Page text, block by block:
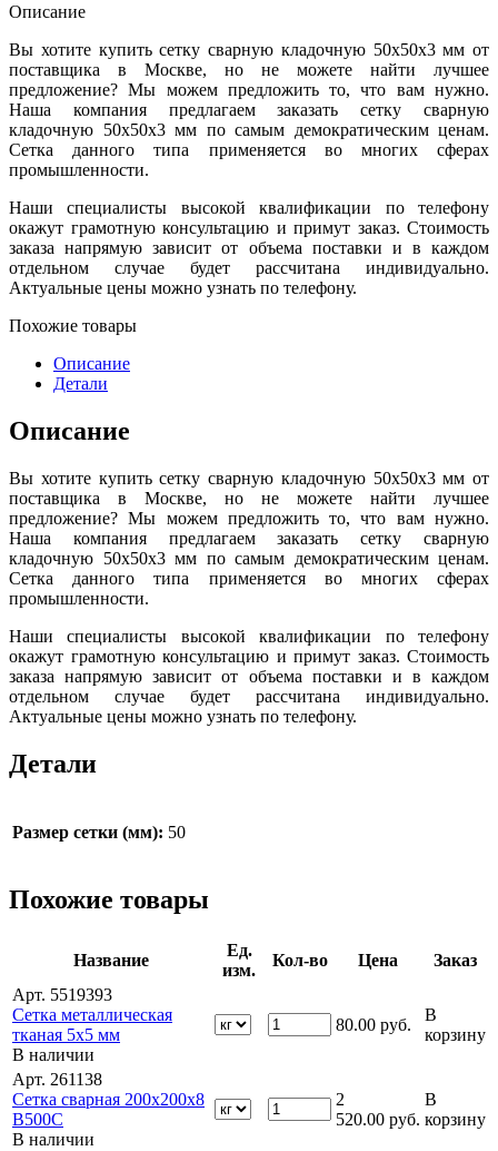
Описание
Вы хотите купить сетку сварную кладочную 50х50х3 мм от
поставщика в Москве, но не можете найти лучшее
предложение? Мы можем предложить то, что вам нужно.
Наша компания предлагаем заказать сетку сварную
кладочную 50х50х3 мм по самым демократическим ценам.
Сетка данного типа применяется во многих сферах
промышленности.
Наши специалисты высокой квалификации по телефону
окажут грамотную консультацию и примут заказ. Стоимость
заказа напрямую зависит от объема поставки и в каждом
отдельном случае будет рассчитана индивидуально.
Актуальные цены можно узнать по телефону.
Похожие товары
Описание
Детали
Описание
Вы хотите купить сетку сварную кладочную 50х50х3 мм от
поставщика в Москве, но не можете найти лучшее
предложение? Мы можем предложить то, что вам нужно.
Наша компания предлагаем заказать сетку сварную
кладочную 50х50х3 мм по самым демократическим ценам.
Сетка данного типа применяется во многих сферах
промышленности.
Наши специалисты высокой квалификации по телефону
окажут грамотную консультацию и примут заказ. Стоимость
заказа напрямую зависит от объема поставки и в каждом
отдельном случае будет рассчитана индивидуально.
Актуальные цены можно узнать по телефону.
Детали
Размер сетки (мм): 50
Похожие товары
Название
Ед.
изм.
Кол-во Цена
Заказ
Арт. 5519393
Сетка металлическая
тканая 5х5 мм
В наличии
80.00 руб.
В
корзину
Арт. 261138
Сетка сварная 200х200х8
В500С
В наличии
2
520.00 руб.
В
корзину